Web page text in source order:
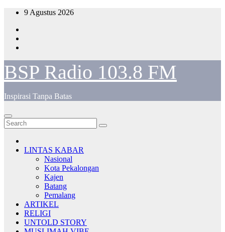
Skip
content
9 Agustus 2026
BSP Radio 103.8 FM
Inspirasi Tanpa Batas
LINTAS KABAR
Nasional
Kota Pekalongan
Kajen
Batang
Pemalang
ARTIKEL
RELIGI
UNTOLD STORY